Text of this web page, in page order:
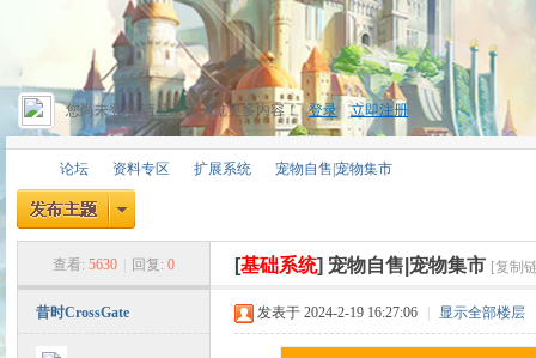
您尚未登录,请登录后浏览更多内容！ 登录 立即注册
论坛
›
资料专区
›
扩展系统
›
宠物自售|宠物集市
查看: 5630 回复: 0 [基础系统] 宠物自售|宠物集市 [复制
昔时CrossGate 发表于 2024-2-19 16:27:06 显示全部楼层